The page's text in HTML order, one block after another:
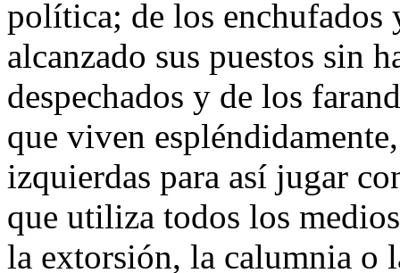
política; de los
alcanzado sus puestos sin
despechados y de los
que viven
izquierdas para así jugar
que utiliza todos los
la extorsión, la calumnia o